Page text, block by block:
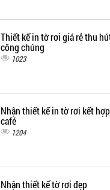
Thiết kế in tờ rơi giá rẻ thu
công chúng
1023
Nhận thiết kế in tờ rơi kết
café
1204
Nhận thiết kế tờ rơi đẹp